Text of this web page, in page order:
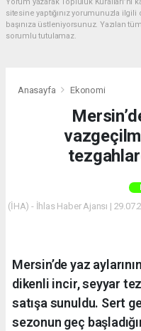
sitesine yaptığınız yorumunuzla
başınıza üstleniyorsunuz. Yazılan
sorumlu tutulamaz.
Anasayfa Ekonomi
(İHA) - İhlas Haber Ajansı |
Mersin’de yaz
dikenli incir, seyyar
satışa sunuldu. Sert
sezonun geç